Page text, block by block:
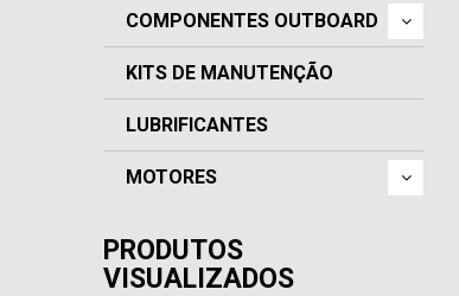
COMPONENTES OUTBOARD
KITS DE MANUTENÇÃO
LUBRIFICANTES
MOTORES
PRODUTOS
VISUALIZADOS